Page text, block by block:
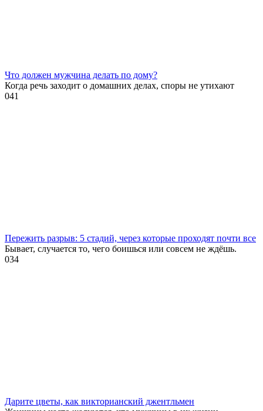
Что должен мужчина делать по дому?
Когда речь заходит о домашних делах, споры не утихают
041
Пережить разрыв: 5 стадий, через которые проходят почти все
Бывает, случается то, чего боишься или совсем не ждёшь.
034
Дарите цветы, как викторианский джентльмен